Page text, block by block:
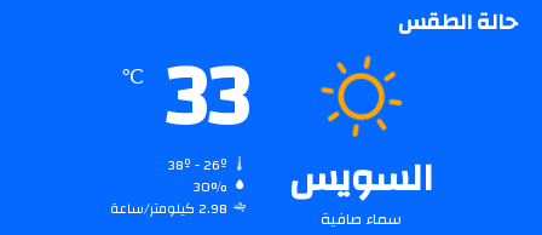
حالة الطقس
السويس
سماء صافية
33
℃
30%
2.98 كيلومتر/ساعة